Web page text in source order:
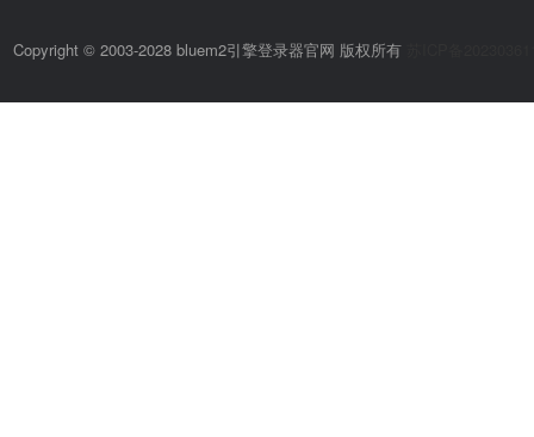
Copyright © 2003-2028 bluem2引擎登录器官网 版权所有